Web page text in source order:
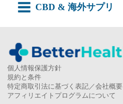
CBD & 海外サプリ
個人情報保護方針
規約と条件
特定商取引法に基づく表記／会社概要
アフィリエイトプログラムについて